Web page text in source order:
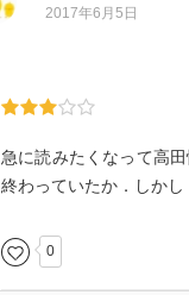
2017年6月5日
急に読みたくなって高
終わっていたか．しか
0